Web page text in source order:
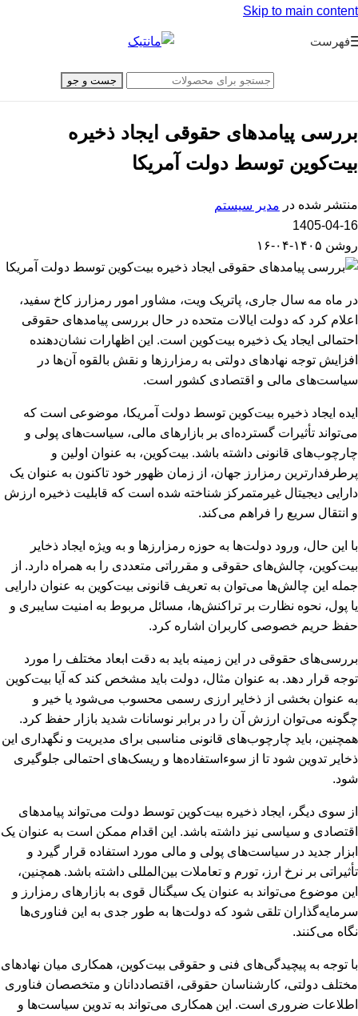
Skip to main content
فهرست
جست و جو
بررسی پیامدهای حقوقی ایجاد ذخیره
بیت‌کوین توسط دولت آمریکا
منتشر شده در مدیر سیستم
1405-04-16
روشن ۱۴۰۵-۰۴-۱۶
در ماه مه سال جاری، پاتریک ویت، مشاور امور رمزارز کاخ سفید،
اعلام کرد که دولت ایالات متحده در حال بررسی پیامدهای حقوقی
احتمالی ایجاد یک ذخیره بیت‌کوین است. این اظهارات نشان‌دهنده
افزایش توجه نهادهای دولتی به رمزارزها و نقش بالقوه آن‌ها در
سیاست‌های مالی و اقتصادی کشور است.
ایده ایجاد ذخیره بیت‌کوین توسط دولت آمریکا، موضوعی است که
می‌تواند تأثیرات گسترده‌ای بر بازارهای مالی، سیاست‌های پولی و
چارچوب‌های قانونی داشته باشد. بیت‌کوین، به عنوان اولین و
پرطرفدارترین رمزارز جهان، از زمان ظهور خود تاکنون به عنوان یک
دارایی دیجیتال غیرمتمرکز شناخته شده است که قابلیت ذخیره ارزش
و انتقال سریع را فراهم می‌کند.
با این حال، ورود دولت‌ها به حوزه رمزارزها و به ویژه ایجاد ذخایر
بیت‌کوین، چالش‌های حقوقی و مقرراتی متعددی را به همراه دارد. از
جمله این چالش‌ها می‌توان به تعریف قانونی بیت‌کوین به عنوان دارایی
یا پول، نحوه نظارت بر تراکنش‌ها، مسائل مربوط به امنیت سایبری و
حفظ حریم خصوصی کاربران اشاره کرد.
بررسی‌های حقوقی در این زمینه باید به دقت ابعاد مختلف را مورد
توجه قرار دهد. به عنوان مثال، دولت باید مشخص کند که آیا بیت‌کوین
به عنوان بخشی از ذخایر ارزی رسمی محسوب می‌شود یا خیر و
چگونه می‌توان ارزش آن را در برابر نوسانات شدید بازار حفظ کرد.
همچنین، باید چارچوب‌های قانونی مناسبی برای مدیریت و نگهداری این
ذخایر تدوین شود تا از سوءاستفاده‌ها و ریسک‌های احتمالی جلوگیری
شود.
از سوی دیگر، ایجاد ذخیره بیت‌کوین توسط دولت می‌تواند پیامدهای
اقتصادی و سیاسی نیز داشته باشد. این اقدام ممکن است به عنوان یک
ابزار جدید در سیاست‌های پولی و مالی مورد استفاده قرار گیرد و
تأثیراتی بر نرخ ارز، تورم و تعاملات بین‌المللی داشته باشد. همچنین،
این موضوع می‌تواند به عنوان یک سیگنال قوی به بازارهای رمزارز و
سرمایه‌گذاران تلقی شود که دولت‌ها به طور جدی به این فناوری‌ها
نگاه می‌کنند.
با توجه به پیچیدگی‌های فنی و حقوقی بیت‌کوین، همکاری میان نهادهای
مختلف دولتی، کارشناسان حقوقی، اقتصاددانان و متخصصان فناوری
اطلاعات ضروری است. این همکاری می‌تواند به تدوین سیاست‌ها و